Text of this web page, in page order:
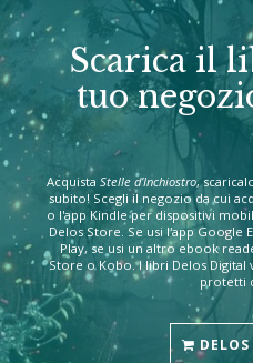
Scarica il
tuo
Acquista Stelle d’Inchiostro,
subito! Scegli il negozio da cui
o l'app Kindle per dispositivi
Delos Store. Se usi l'app Google
Play, se usi un altro ebook
Store o Kobo. I libri Delos
protetti
DELOS